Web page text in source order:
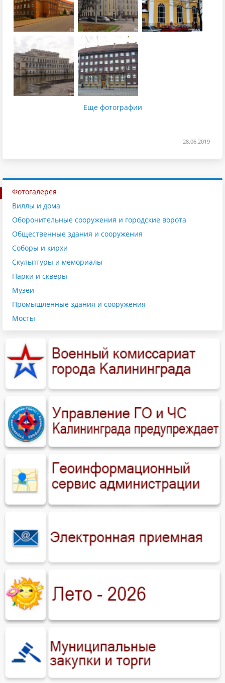
Еще фотографии
28.06.2019
Фотогалерея
Виллы и дома
Оборонительные сооружения и городские ворота
Общественные здания и сооружения
Соборы и кирхи
Скульптуры и мемориалы
Парки и скверы
Музеи
Промышленные здания и сооружения
Мосты